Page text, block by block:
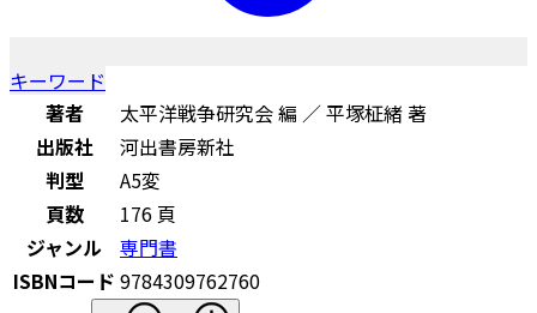
キーワード
著者
太平洋戦争研究会 編 ／ 平塚柾緒 著
出版社
河出書房新社
判型
A5変
頁数
176 頁
ジャンル
専門書
ISBNコード 9784309762760